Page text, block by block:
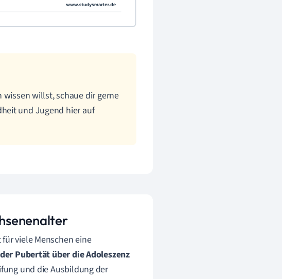
willst, schaue dir gerne
und Jugend hier auf
viele Menschen eine
Pubertät über die Adoleszenz
und die Ausbildung der